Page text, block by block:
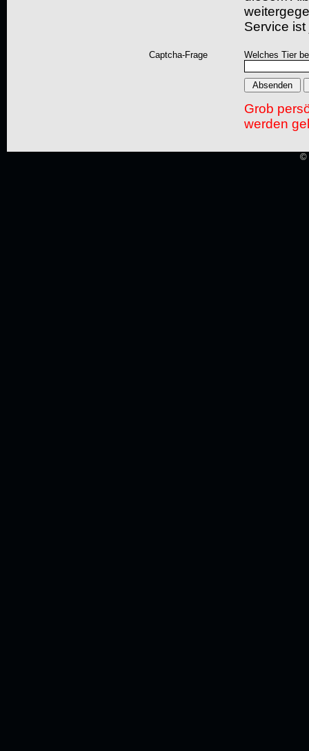
Service
Captcha-Frage Welches Tier
Grob
werden
©